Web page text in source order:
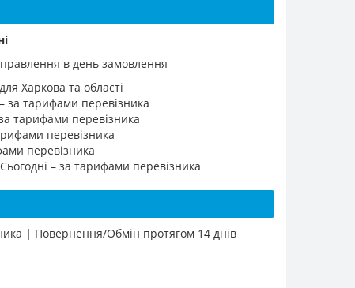
в день замовлення
Харкова та області
за тарифами перевізника
тарифами перевізника
перевізника
перевізника
– за тарифами перевізника
| Повернення/Обмін протягом 14 днів